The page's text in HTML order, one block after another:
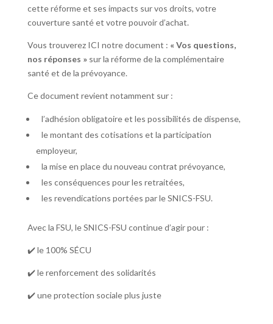
cette réforme et ses impacts sur vos droits, votre
couverture santé et votre pouvoir d’achat.
Vous trouverez ICI notre document : « Vos questions,
nos réponses »sur la réforme de la complémentaire
santé et de la prévoyance.
Ce document revient notamment sur :
l’adhésion obligatoire et les possibilités de dispense,
le montant des cotisations et la participation
employeur,
la mise en place du nouveau contrat prévoyance,
les conséquences pour les retraitées,
les revendications portées par le SNICS-FSU.
Avec la FSU, le SNICS-FSU continue d’agir pour :
✔️le 100% SÉCU
✔️ le renforcement des solidarités
✔️ une protection sociale plus juste